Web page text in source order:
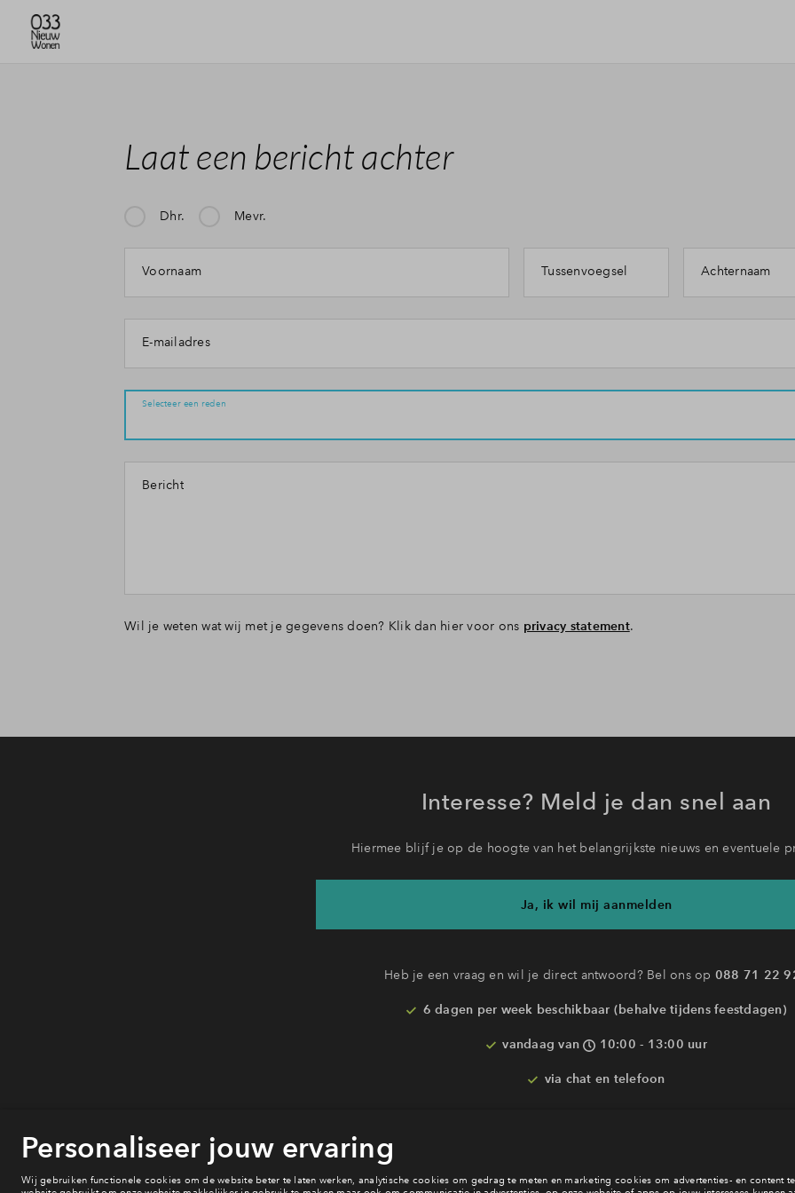
Laat een bericht achter
Dhr. Mevr.
Voornaam Tussenvoegsel Achternaam
E-mailadres
Selecteer een reden
Mijn klacht gaat over:
Bericht
Wil je weten wat wij met je gegevens doen? Klik dan hier voor ons privacy statement.
Interesse? Meld je dan snel aan
Hiermee blijf je op de hoogte van het belangrijkste nieuws en eventuele
Ja, ik wil mij aanmelden
Heb je een vraag en wil je direct antwoord? Bel ons op 088 71 22
6 dagen per week beschikbaar (behalve tijdens feestdagen)
vandaag van 10:00 - 13:00 uur
via chat en telefoon